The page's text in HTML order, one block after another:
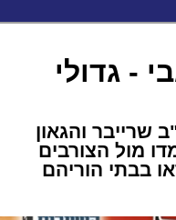
- גדולי
שרייבר והגאון
מול הצורבים
בבתי הוריהם